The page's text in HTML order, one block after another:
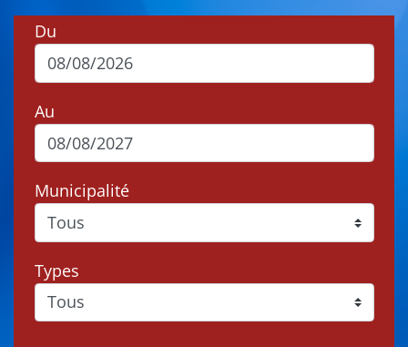
Du
Au
Municipalité
Types